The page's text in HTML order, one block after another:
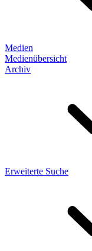
Medien
Medienübersicht
Archiv
Erweiterte Suche